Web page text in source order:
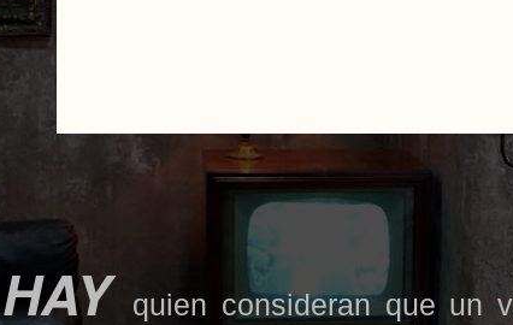
HAY quien consideran que un